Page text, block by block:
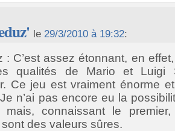
le 29/3/2010 à 19:32:
: C’est assez étonnant, en
qualités de Mario et Luigi
Ce jeu est vraiment énorme
n’ai pas encore eu la
connaissant le
sont des valeurs sûres.